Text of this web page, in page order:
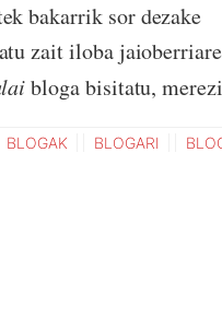
bakarrik sor dezake
zait iloba
bloga bisitatu,
BLOGAK BLOGARI